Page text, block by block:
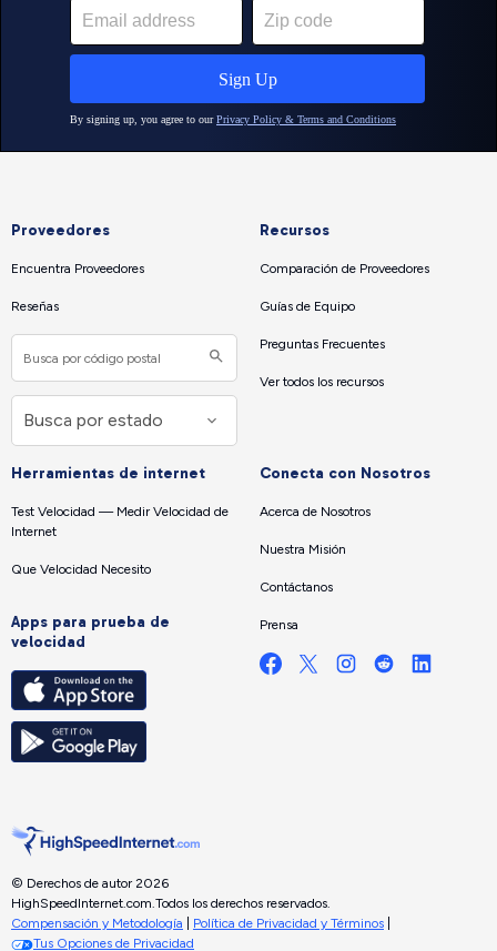
Proveedores
Encuentra Proveedores
Reseñas
Recursos
Comparación de Proveedores
Guías de Equipo
Preguntas Frecuentes
Ver todos los recursos
Herramientas de internet
Test Velocidad — Medir Velocidad de
Internet
Que Velocidad Necesito
Apps para prueba de
velocidad
Conecta con Nosotros
Acerca de Nosotros
Nuestra Misión
Contáctanos
Prensa
© Derechos de autor 2026
HighSpeedInternet.com.Todos los derechos reservados.
Compensación y Metodología
Política de Privacidad y Términos
Tus Opciones de Privacidad